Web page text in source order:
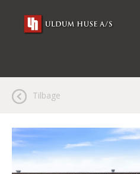
Tilbage